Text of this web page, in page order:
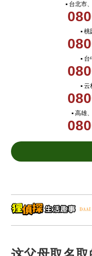
▪ 台北市
▪
▪
▪
▪ 高雄